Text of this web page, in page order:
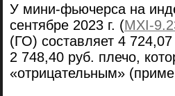
У мини-фьючерса на
сентябре 2023 г. (MXI-
(ГО) составляет 4
2 748,40 руб. плечо,
«отрицательным»